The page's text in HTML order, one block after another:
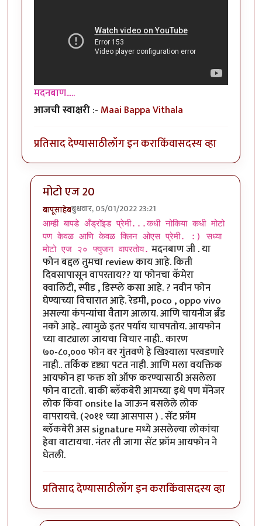
मदनबाण.....
आजची स्वाक्षरी:- Maai Bappa Vithala
प्रतिसाद देण्यासाठीलॉग इन कराकिंवासदस्य व्हा
मोटो एज 20
बापूसाहेबबुधवार, 05/01/2022 23:21
In reply toआमच्या हापिसात जे मॅनेजरbyमदनबाण
आम्ही बापडे अँड्रॉइड प्रेमी...कधी नोकिया कधी मोटो
पण केवळ आणि केवळ क्लिन ओएस प्रेमी. :) सध्या
मोटो एज २० फ्युजन वापरतोय. मदनबाण जी . या
फोन बद्दल तुमचा review काय आहे. किती
दिवसापासून वापरताय?? या फोनचा कॅमेरा
क्वालिटी, स्पीड , डिस्प्ले कसा आहे. ? नवीन फोन
घेण्याच्या विचारात आहे. रेडमी, poco , oppo vivo
असल्या कंपन्यांचा वैताग आलाय. आणि चायनीज ब्रँड
नको आहे.. त्यामुळे इतर पर्याय चाचपतोय. आयफोन
च्या वाट्याला जायचा विचार नाही.. कारण
७०-८०,००० फोन वर गुंतवणे हे खिश्याला परवडणारे
नाही.. तर्किक दृष्ट्या पटत नाही. आणि मला वयक्तिक
आयफोन हा फक्त शो ऑफ करण्यासाठी असलेला
फोन वाटतो. बाकी ब्लॅकबेरी आमच्या इथे पण मॅनेजर
लोक किंवा onsite la जाऊन बसलेले लोक
वापरायचे. (२०११ च्या आसपास ) . सेंट फ्रॉम
ब्लॅकबेरी अस signature मध्ये असलेल्या लोकांचा
हेवा वाटायचा. नंतर ती जागा सेंट फ्रॉम आयफोन ने
घेतली.
प्रतिसाद देण्यासाठीलॉग इन कराकिंवासदस्य व्हा